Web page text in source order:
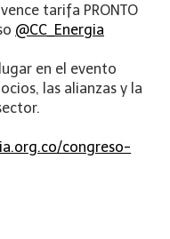
tarifa PRONTO
@CC_Energia
en el evento
las alianzas y la
congreso-